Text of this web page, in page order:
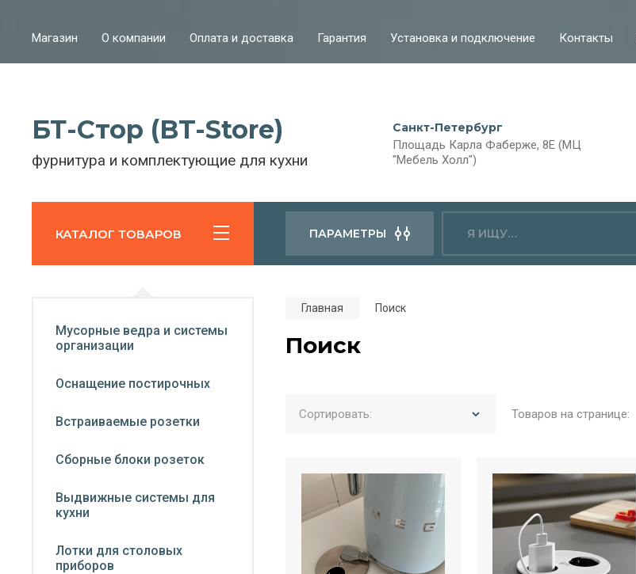
Магазин О компании Оплата и доставка Гарантия Установка и подключение Контакты
БТ-Стор (BT-Store)
фурнитура и комплектующие для кухни
Санкт-Петербург
Площадь Карла Фаберже, 8Е (МЦ
"Мебель Холл")
КАТАЛОГ ТОВАРОВ ПАРАМЕТРЫ
Мусорные ведра и системы
организации
Оснащение постирочных
Встраиваемые розетки
Сборные блоки розеток
Выдвижные системы для
кухни
Лотки для столовых
приборов
Главная Поиск
Поиск
Сортировать: Товаров на странице: